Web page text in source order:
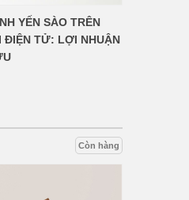
YẾN SÀO TRÊN
ĐIỆN TỬ: LỢI NHUẬN
Còn hàng